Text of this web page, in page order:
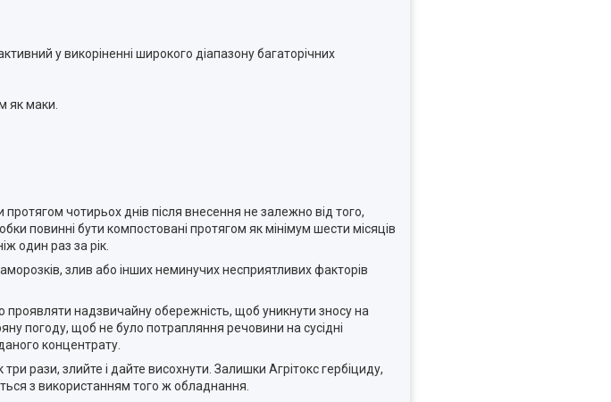
у викоріненні широкого діапазону багаторічних
як маки.
чотирьох днів після внесення не залежно від того,
повинні бути компостовані протягом як мінімум шести місяців
один раз за рік.
злив або інших неминучих несприятливих факторів
проявляти надзвичайну обережність, щоб уникнути зносу на
погоду, щоб не було потрапляння речовини на сусідні
концентрату.
рази, злийте і дайте висохнути. Залишки Агрітокс гербіциду,
з використанням того ж обладнання.